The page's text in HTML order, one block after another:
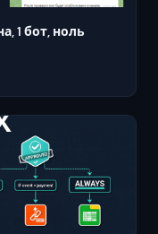
1 бот, ноль